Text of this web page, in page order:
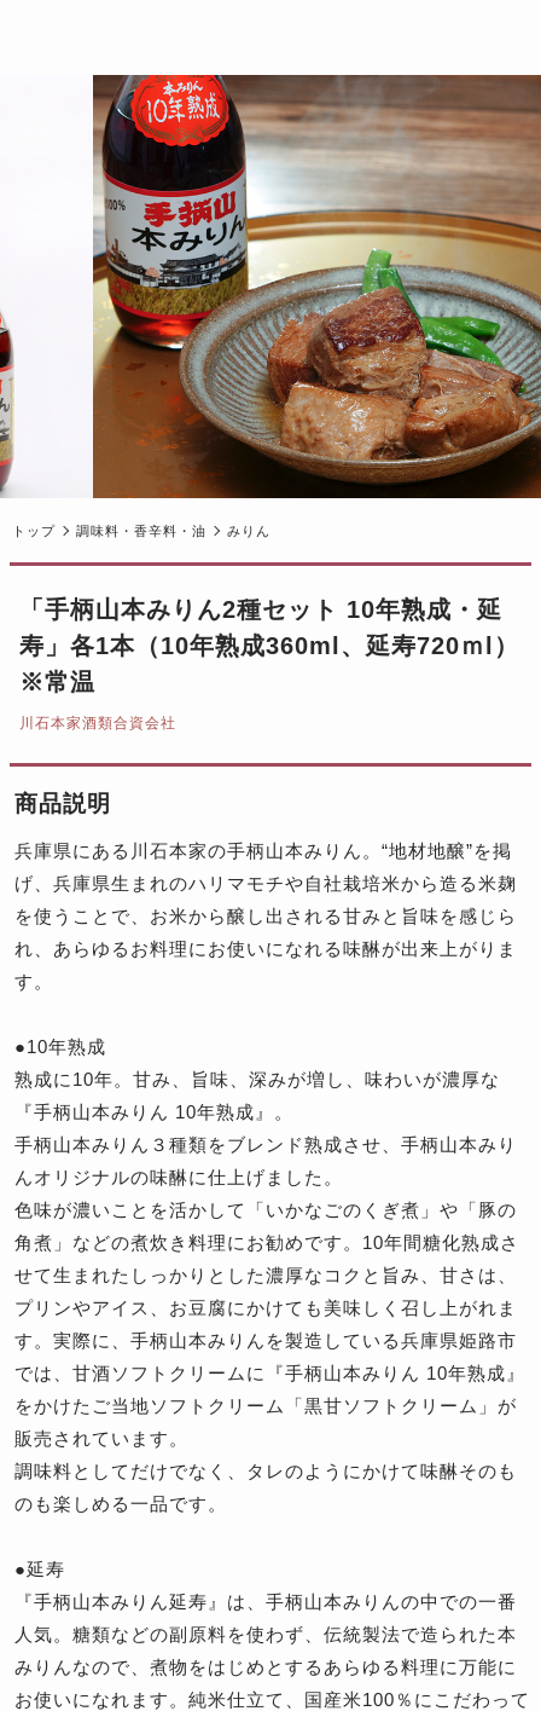
トップ 調味料・香辛料・油 みりん
「手柄山本みりん2種セット 10年熟成・延
寿」各1本（10年熟成360ml、延寿720ｍl）
※常温
川石本家酒類合資会社
商品説明
兵庫県にある川石本家の手柄山本みりん。“地材地醸”を掲
げ、兵庫県生まれのハリマモチや自社栽培米から造る米麹
を使うことで、お米から醸し出される甘みと旨味を感じら
れ、あらゆるお料理にお使いになれる味醂が出来上がりま
す。
●10年熟成
熟成に10年。甘み、旨味、深みが増し、味わいが濃厚な
『手柄山本みりん 10年熟成』。
手柄山本みりん３種類をブレンド熟成させ、手柄山本みり
んオリジナルの味醂に仕上げました。
色味が濃いことを活かして「いかなごのくぎ煮」や「豚の
角煮」などの煮炊き料理にお勧めです。10年間糖化熟成さ
せて生まれたしっかりとした濃厚なコクと旨み、甘さは、
プリンやアイス、お豆腐にかけても美味しく召し上がれま
す。実際に、手柄山本みりんを製造している兵庫県姫路市
では、甘酒ソフトクリームに『手柄山本みりん 10年熟成』
をかけたご当地ソフトクリーム「黒甘ソフトクリーム」が
販売されています。
調味料としてだけでなく、タレのようにかけて味醂そのも
のも楽しめる一品です。
●延寿
『手柄山本みりん延寿』は、手柄山本みりんの中での一番
人気。糖類などの副原料を使わず、伝統製法で造られた本
みりんなので、煮物をはじめとするあらゆる料理に万能に
お使いになれます。純米仕立て、国産米100％にこだわって